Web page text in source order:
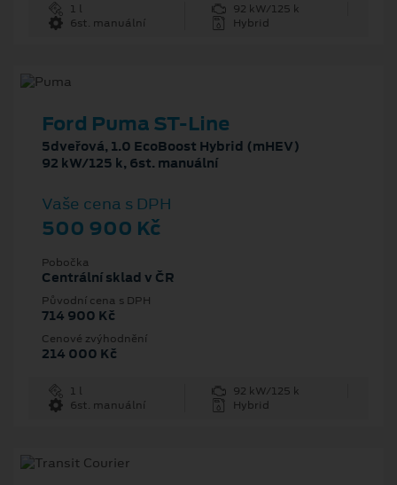
1 l
92 kW/125 k
6st. manuální
Hybrid
Ford Puma ST-Line
5dveřová, 1.0 EcoBoost Hybrid (mHEV)
92 kW/125 k, 6st. manuální
Vaše cena s DPH
500 900 Kč
Pobočka
Centrální sklad v ČR
Původní cena s DPH
714 900 Kč
Cenové zvýhodnění
214 000 Kč
1 l
92 kW/125 k
6st. manuální
Hybrid